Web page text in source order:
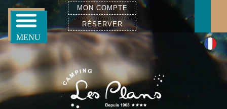
MON COMPTE
RÉSERVER